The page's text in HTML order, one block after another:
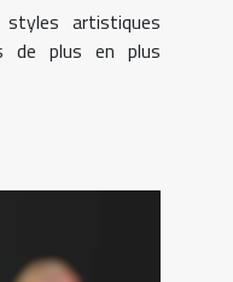
styles artistiques
de plus en plus